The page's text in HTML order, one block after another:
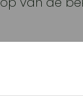
monteur